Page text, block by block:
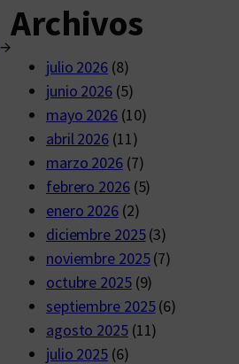
→
Archivos
julio 2026(8)
junio 2026(5)
mayo 2026 (10)
abril 2026(11)
marzo 2026(7)
febrero 2026(5)
enero 2026(2)
diciembre 2025(3)
noviembre 2025(7)
octubre 2025(9)
septiembre 2025(6)
agosto 2025(11)
julio 2025(6)